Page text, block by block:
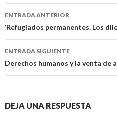
Navegación
de
entradas
ENTRADA ANTERIOR
‘Refugiados permanentes. Los
ENTRADA SIGUIENTE
Derechos humanos y la venta de
DEJA UNA RESPUESTA